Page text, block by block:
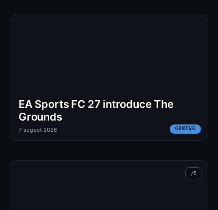
EA Sports FC 27 introduce The
Grounds
GAMING
7 august 2026